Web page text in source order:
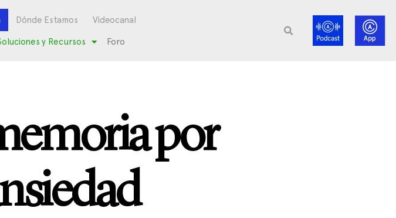
Dónde Estamos Videocanal
y Recursos Foro
por